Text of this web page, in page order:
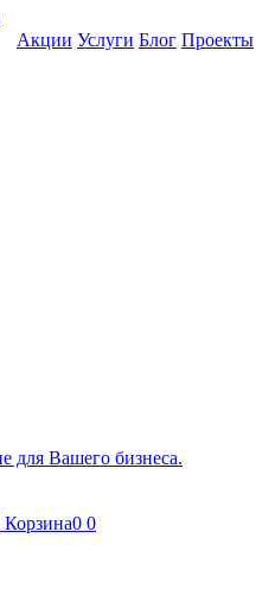
Акции Услуги Блог Проекты
Корзина0 0